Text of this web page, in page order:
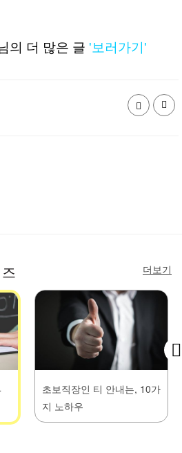
의 더 많은 글 '보러가기'
더보기
초보직장인 티 안내는, 10가
지 노하우